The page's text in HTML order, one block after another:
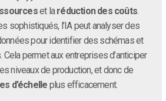
et laréduction des coûts
sophistiqués, l’IA peut analyser des
pour identifier des schémas et
permet aux entreprises d’anticiper
niveaux de production, et donc de
d’échelle plus efficacement.